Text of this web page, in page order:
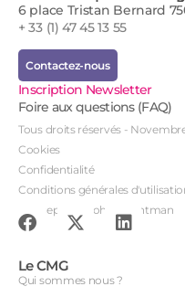
6 place Tristan Bernard
+ 33 (1) 47 45 13 55
Contactez-nous
Inscription Newsletter
Foire aux questions (FAQ)
Tous droits réservés -
Cookies
Confidentialité
Conditions générales
Conception : John Brightman
Le CMG
Qui sommes nous ?